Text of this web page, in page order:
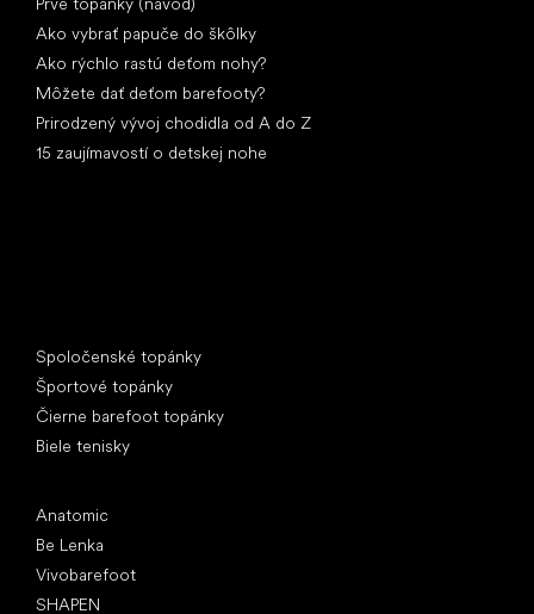
Ako vybrať papuče do škôlky
Ako rýchlo rastú deťom nohy?
Môžete dať deťom barefooty?
Prirodzený vývoj chodidla od A do Z
15 zaujímavostí o detskej nohe
Spoločenské topánky
Športové topánky
Čierne barefoot topánky
Biele tenisky
Anatomic
Be Lenka
Vivobarefoot
SHAPEN